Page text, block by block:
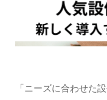
「ニーズに合わせた